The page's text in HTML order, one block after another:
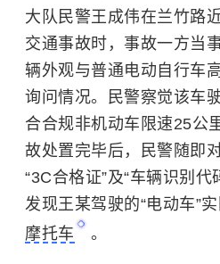
大队民警王成伟在兰竹路
交通事故时，事故一方当
辆外观与普通电动自行车
询问情况。民警察觉该车
合合规非机动车限速25公
故处置完毕后，民警随即
“3C合格证”及“车辆识别代
发现王某驾驶的“电动车”
摩托车
。